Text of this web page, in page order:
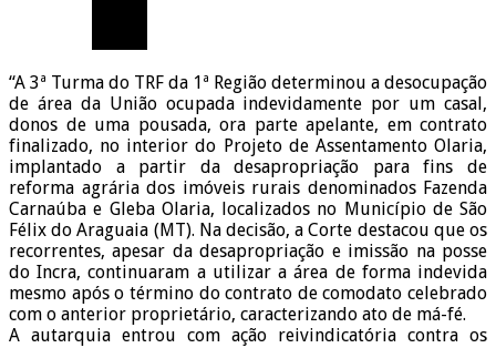
“A 3ª Turma do TRF da 1ª Região determinou a desocupação
de área da União ocupada indevidamente por um casal,
donos de uma pousada, ora parte apelante, em contrato
finalizado, no interior do Projeto de Assentamento Olaria,
implantado a partir da desapropriação para fins de
reforma agrária dos imóveis rurais denominados Fazenda
Carnaúba e Gleba Olaria, localizados no Município de São
Félix do Araguaia (MT). Na decisão, a Corte destacou que os
recorrentes, apesar da desapropriação e imissão na posse
do Incra, continuaram a utilizar a área de forma indevida
mesmo após o término do contrato de comodato celebrado
com o anterior proprietário, caracterizando ato de má-fé.
A autarquia entrou com ação reivindicatória contra os